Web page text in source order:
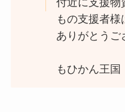
もの支援者様
ありがとうご
もひかん王